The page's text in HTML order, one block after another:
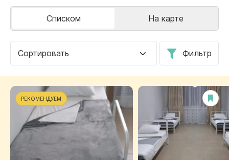
Сортировать Фильтр
Списком На карте
РЕКОМЕНДУЕМ